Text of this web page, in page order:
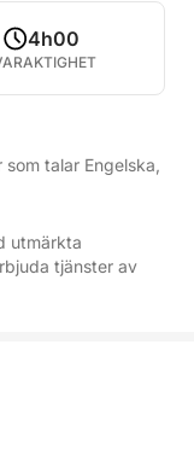
4h00
talar Engelska,
utmärkta
tjänster av